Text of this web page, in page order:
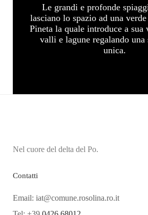
Le grandi e profonde
lasciano lo spazio ad una
Pineta la quale introduce a sua
valli e lagune regalando una
unica.
Nel cuore del delta del Po.
Contatti
Email: iat@comune.rosolina.ro.it